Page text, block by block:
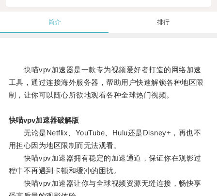
简介 排行
快喵vpv加速器是一款专为视频爱好者打造的网络加速
工具，通过连接海外服务器，帮助用户快速解锁各种地区限
制，让你可以随心所欲地观看各种全球热门视频。
快喵vpv加速器破解版
无论是Netflix、YouTube、Hulu还是Disney+，再也不
用担心因为地区限制而无法观看。
快喵vpv加速器拥有稳定的加速通道，保证你在观影过
程中不再遇到卡顿和缓冲的困扰。
快喵vpv加速器让你与全球视频资源无缝连接，畅快享